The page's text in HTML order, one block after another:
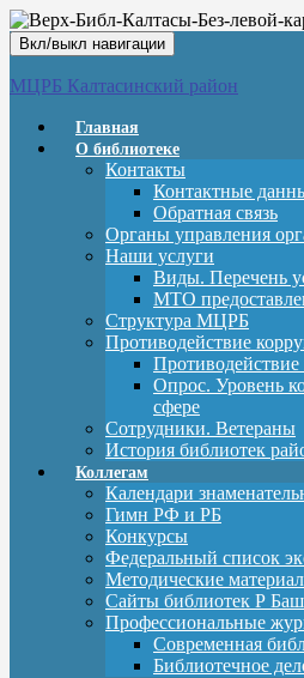
Вкл/выкл навигации
МЦРБ Калтасинский район
Главная
О библиотеке
Контакты
Контактные
Обратная связь
Органы управления
Наши услуги
Виды. Перечень
МТО
Структура МЦРБ
Противодействие
Опрос. Уровень
сфере
Сотрудники. Ветераны
История библиотек
Коллегам
Календари
Гимн РФ и РБ
Конкурсы
Федеральный список
Методические
Сайты библиотек Р
Профессиональные
Современная
Библиотечное